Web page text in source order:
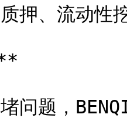
押、流动
堵问题，